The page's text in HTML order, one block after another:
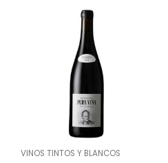
VINOS TINTOS Y BLANCOS